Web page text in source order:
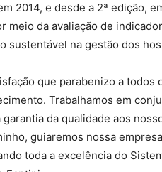
2014, e desde a 2ª edição,
meio da avaliação de
sustentável na gestão dos
que parabenizo a
Trabalhamos em
da qualidade aos
guiaremos nossa
toda a excelência do